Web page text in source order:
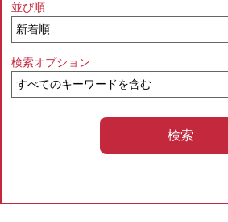
並び順
検索オプション